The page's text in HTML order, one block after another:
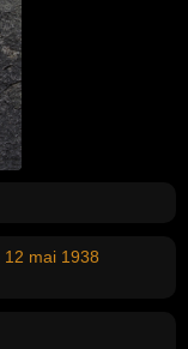
12 mai 1938